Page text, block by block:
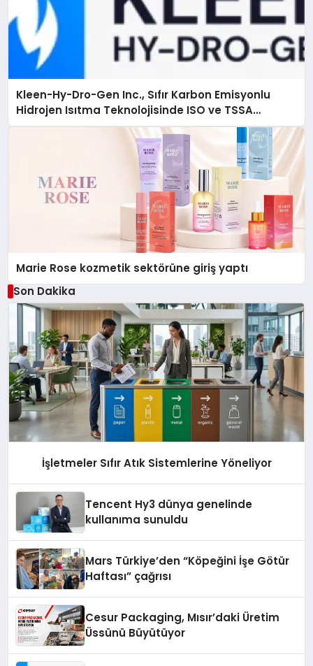
Kleen-Hy-Dro-Gen Inc., Sıfır Karbon Emisyonlu
Hidrojen Isıtma Teknolojisinde ISO ve TSSA
Düzenleyici Onaylarını Aldı
Marie Rose kozmetik sektörüne giriş yaptı
Son Dakika
İşletmeler Sıfır Atık Sistemlerine Yöneliyor
Tencent Hy3 dünya genelinde
kullanıma sunuldu
Mars Türkiye’den “Köpeğini İşe Götür
Haftası” çağrısı
Cesur Packaging, Mısır’daki Üretim
Üssünü Büyütüyor